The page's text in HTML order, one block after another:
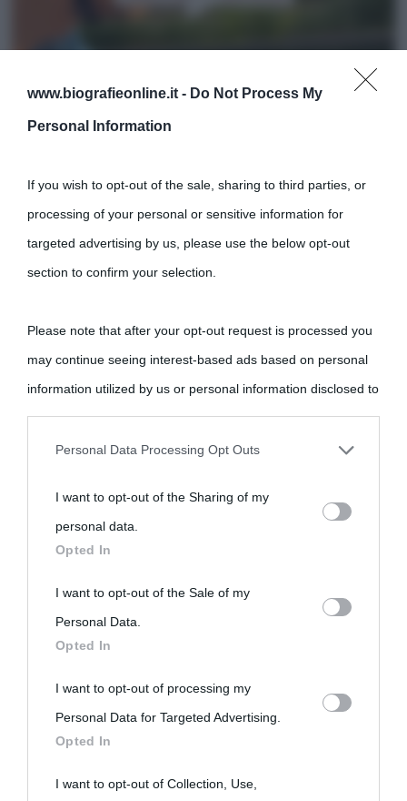
www.biografieonline.it - Do Not Process My
Personal Information
If you wish to opt-out of the sale, sharing to third parties, or
processing of your personal or sensitive information for
targeted advertising by us, please use the below opt-out
section to confirm your selection.
Please note that after your opt-out request is processed you
may continue seeing interest-based ads based on personal
information utilized by us or personal information disclosed to
third parties prior to your opt-out.
personal information by third parties on the IAB’s list of
downstream participants.
This information may also be disclosed by us to third parties
on the IAB’s List of Downstream Participants that may further
disclose it to other third parties.
Please note that this website/app uses one or more Google
services and may gather and store information including but
not limited to your visit or usage behaviour. You may click to
grant or deny consent to Google and its third-party tags to
Personal Data Processing Opt Outs
I want to opt-out of the Sharing of my
personal data.
Opted In
I want to opt-out of the Sale of my
Personal Data.
Opted In
I want to opt-out of processing my
Personal Data for Targeted Advertising.
Opted In
I want to opt-out of Collection, Use,
Carica più foto... Segui su Instagram